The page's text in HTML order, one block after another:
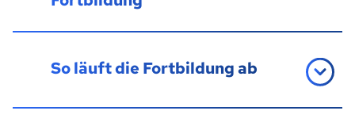
So läuft die Fortbildung ab